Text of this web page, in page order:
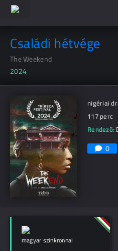
Családi hétvége
The Weekend
2024
nigériai
117 perc
Rendező:
0
magyar szinkronnal